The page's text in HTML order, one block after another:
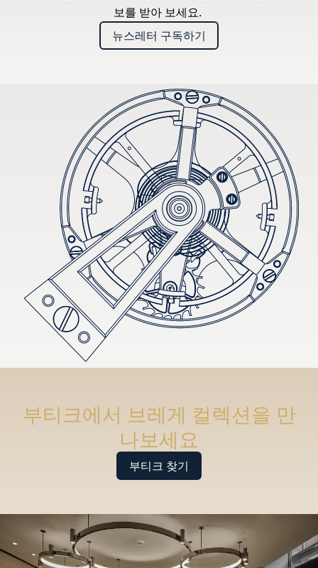
보를 받아 보세요.
뉴스레터 구독하기
부티크에서 브레게 컬렉션을 만
나보세요
부티크 찾기